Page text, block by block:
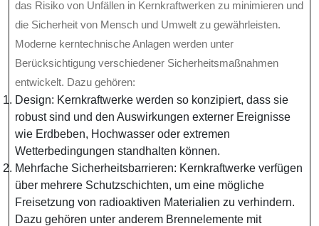
das Risiko von Unfällen in Kernkraftwerken zu minimieren und
die Sicherheit von Mensch und Umwelt zu gewährleisten.
Moderne kerntechnische Anlagen werden unter
Berücksichtigung verschiedener Sicherheitsmaßnahmen
entwickelt. Dazu gehören:
Design: Kernkraftwerke werden so konzipiert, dass sie
robust sind und den Auswirkungen externer Ereignisse
wie Erdbeben, Hochwasser oder extremen
Wetterbedingungen standhalten können.
Mehrfache Sicherheitsbarrieren: Kernkraftwerke verfügen
über mehrere Schutzschichten, um eine mögliche
Freisetzung von radioaktiven Materialien zu verhindern.
Dazu gehören unter anderem Brennelemente mit